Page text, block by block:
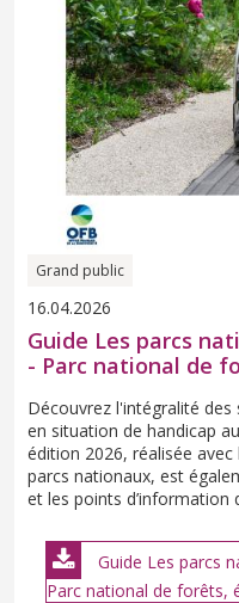
Grand public
16.04.2026
Guide Les parcs
- Parc national de
Découvrez l'intégralité des
en situation de handicap
édition 2026, réalisée
parcs nationaux, est
et les points d’information
Guide Les parcs
Parc national de forêts,